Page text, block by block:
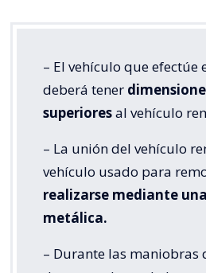
– El vehículo que efectúe
deberá tener
superioresal vehículo
– La unión del vehículo
vehículo usado para
realizarse mediante
metálica.
– Durante las maniobras